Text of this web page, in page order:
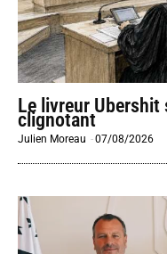
Le livreur
clignotant
Julien Moreau -07/08/2026